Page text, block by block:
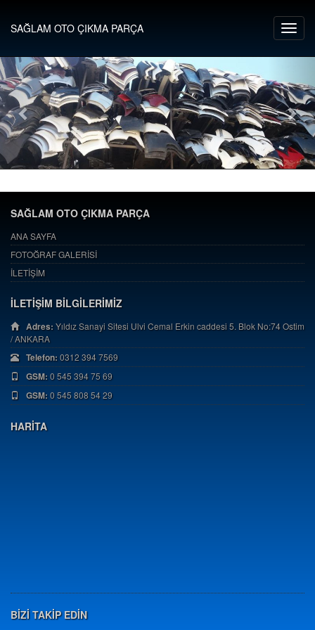
SAĞLAM OTO ÇIKMA PARÇA
SAĞLAM OTO ÇIKMA PARÇA
ANA SAYFA
FOTOĞRAF GALERİSİ
İLETİŞİM
İLETİŞİM BİLGİLERİMİZ
Adres:Yıldız Sanayi Sitesi Ulvi Cemal Erkin caddesi 5. Blok No:74 Ostim
/ ANKARA
Telefon:0312 394 7569
GSM:0 545 394 75 69
GSM:0 545 808 54 29
HARİTA
BİZİ TAKİP EDİN